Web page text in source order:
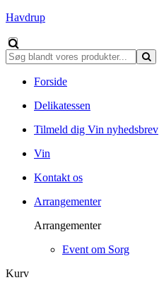
Havdrup
Forside
Delikatessen
Tilmeld dig Vin nyhedsbrev
Vin
Kontakt os
Arrangementer
Arrangementer
Event om Sorg
Kurv